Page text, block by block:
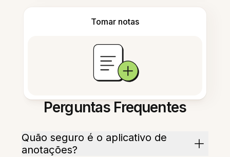
Tomar notas
Perguntas Frequentes
Quão seguro é o aplicativo de
anotações?